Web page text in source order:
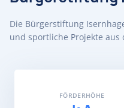
Die Bürgerstiftung
und sportliche Projekte aus
FÖRDERHÖHE